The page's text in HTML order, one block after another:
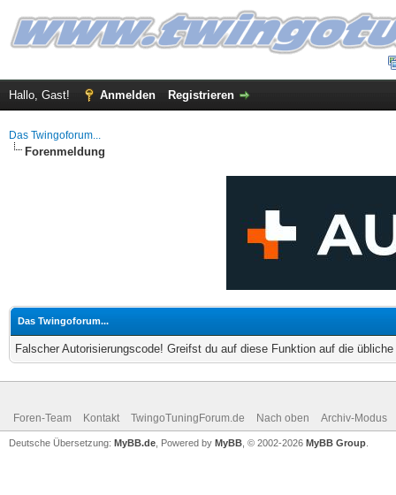
Hallo, Gast! Anmelden Registrieren
Das Twingoforum...
Forenmeldung
Das Twingoforum...
Falscher Autorisierungscode! Greifst du auf diese Funktion auf die
Foren-Team Kontakt TwingoTuningForum.de Nach oben Archiv-Modus
Deutsche Übersetzung: MyBB.de , Powered by MyBB , © 2002-2026 MyBB Group